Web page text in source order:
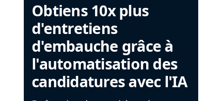
Obtiens 10x plus
d'entretiens
d'embauche grâce à
l'automatisation des
candidatures avec l'IA